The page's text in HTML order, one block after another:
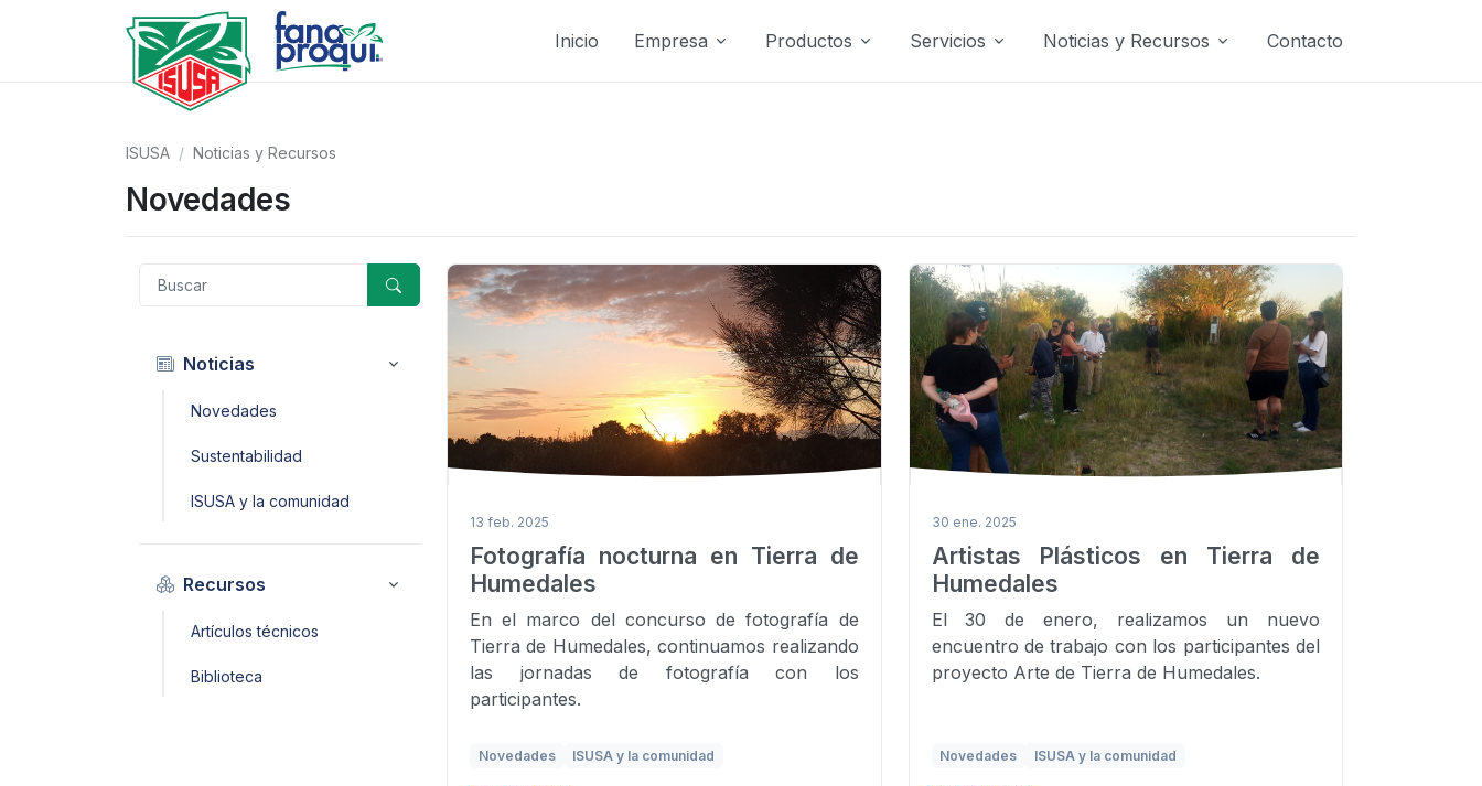
Inicio Empresa Productos Servicios Noticias y Recursos Contacto
ISUSA Noticias y Recursos
Novedades
Noticias
Novedades
Sustentabilidad
ISUSA y la comunidad
Recursos
Artículos técnicos
Biblioteca
13 feb. 2025
Fotografía nocturna en Tierra de
Humedales
En el marco del concurso de fotografía de
Tierra de Humedales, continuamos realizando
las jornadas de fotografía con los
participantes.
Novedades ISUSA y la comunidad
30 ene. 2025
Artistas Plásticos en Tierra de
Humedales
El 30 de enero, realizamos un nuevo
encuentro de trabajo con los participantes del
proyecto Arte de Tierra de Humedales.
Novedades ISUSA y la comunidad